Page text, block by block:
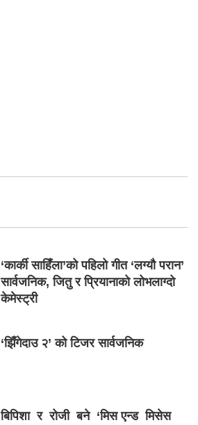
‘कार्की साहिँला’को पहिलो गीत ‘लग्यौ परान’
सार्वजनिक, जितु र प्रियानाको लोभलाग्दो
केमेस्ट्री
‘झिँगेदाउ २’ को टिजर सार्वजनिक
बिपिशा र रोजी बने ‘मिस एन्ड मिसेस